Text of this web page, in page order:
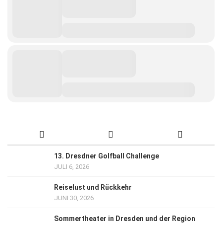
13. Dresdner Golfball Challenge
JULI 6, 2026
Reiselust und Rückkehr
JUNI 30, 2026
Sommertheater in Dresden und der Region